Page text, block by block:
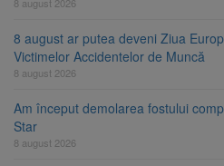
8 august 2026
8 august ar putea deveni Ziua
Victimelor Accidentelor de Muncă
8 august 2026
Am început demolarea fostului
Star
8 august 2026